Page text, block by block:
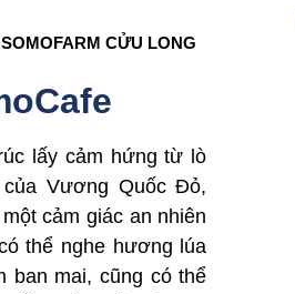
CỬU LONG
lấy cảm hứng từ lò
Vương Quốc Đỏ,
cảm giác an nhiên
thể nghe hương lúa
ban mai, cũng có thể